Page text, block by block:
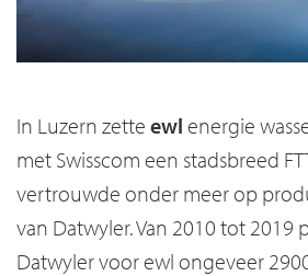
In Luzern zette ewl energie
met Swisscom een stadsbreed
vertrouwde onder meer op
van Datwyler. Van 2010 tot 2019
Datwyler voor ewl ongeveer